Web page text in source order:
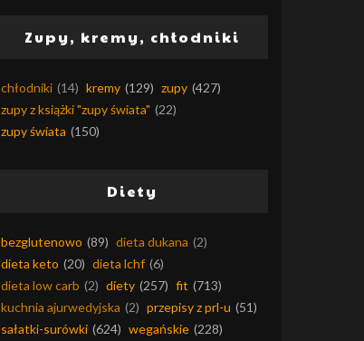
Zupy, kremy, chłodniki
chłodniki (14) kremy (129) zupy (427)
zupy z książki "zupy świata" (22)
zupy świata (150)
Diety
bezglutenowo (89) dieta dukana (2)
dieta keto (20) dieta lchf (6)
dieta low carb (2) diety (257) fit (713)
kuchnia ajurwedyjska (2) przepisy z prl-u (51)
sałatki-surówki (624) wegańskie (228)